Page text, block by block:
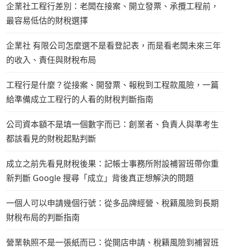
企業社工程行差別：老闆在接案、開立發票、承攬工程前，
最容易低估的財稅選擇
企業社 有限公司怎麼選不是看登記表，而是看老闆未來三年
的收入、責任與財稅布局
工程行是什麼？從接案、開發票、報稅到工程款風險，一篇
給準備成立工程行的人看的財稅判斷指南
公司資本額不是填一個數字而已：創業者、負責人與準考生
都該看見的財稅起點判斷
成立之前先看見財稅後果：記帳士事務所附設補習班帶你重
新判斷 Google 搜尋「成立」背後真正想解決的問題
一個人可以申請幾個行號：從多品牌經營、稅籍風險到長期
財稅布局的判斷指南
營業執照不是一張紙而已：從開店申請、稅籍風險到補習班